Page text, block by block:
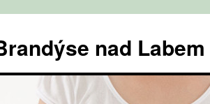
nad Labem